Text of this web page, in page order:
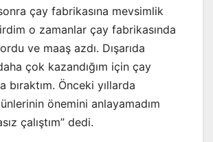
çay fabrikasına mevsimlik
o zamanlar çay fabrikasında
ve maaş azdı. Dışarıda
çok kazandığım için çay
bıraktım. Önceki yıllarda
önemini anlayamadım
çalıştım” dedi.